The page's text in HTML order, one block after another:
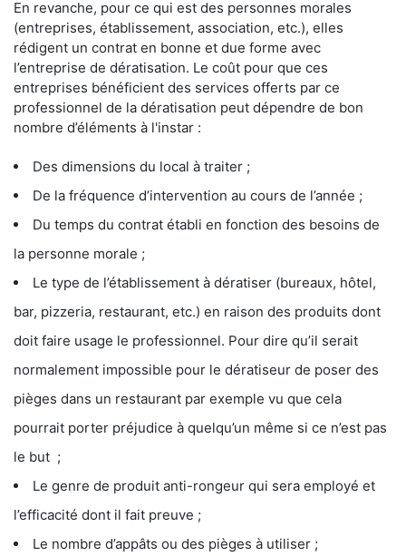
En revanche, pour ce qui est des personnes morales
(entreprises, établissement, association, etc.), elles
rédigent un contrat en bonne et due forme avec
l’entreprise de dératisation. Le coût pour que ces
entreprises bénéficient des services offerts par ce
professionnel de la dératisation peut dépendre de bon
nombre d’éléments à l'instar :
Des dimensions du local à traiter ;
De la fréquence d’intervention au cours de l’année ;
Du temps du contrat établi en fonction des besoins de
la personne morale ;
Le type de l’établissement à dératiser (bureaux, hôtel,
bar, pizzeria, restaurant, etc.) en raison des produits dont
doit faire usage le professionnel. Pour dire qu’il serait
normalement impossible pour le dératiseur de poser des
pièges dans un restaurant par exemple vu que cela
pourrait porter préjudice à quelqu’un même si ce n’est pas
le but ;
Le genre de produit anti-rongeur qui sera employé et
l’efficacité dont il fait preuve ;
Le nombre d’appâts ou des pièges à utiliser ;